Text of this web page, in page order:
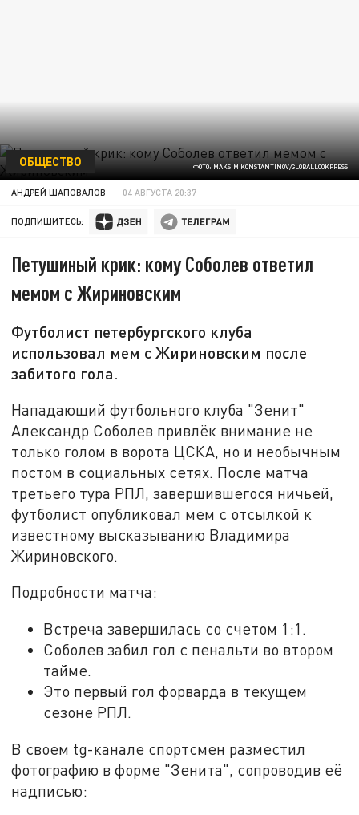
ФОТО: MAKSIM KONSTANTINOV/GLOBALLOOKPRESS
ОБЩЕСТВО
АНДРЕЙ ШАПОВАЛОВ 04 АВГУСТА 20:37
ПОДПИШИТЕСЬ:
Петушиный крик: кому Соболев ответил
мемом с Жириновским
Футболист петербургского клуба
использовал мем с Жириновским после
забитого гола.
Нападающий футбольного клуба "Зенит"
Александр Соболев привлёк внимание не
только голом в ворота ЦСКА, но и необычным
постом в социальных сетях. После матча
третьего тура РПЛ, завершившегося ничьей,
футболист опубликовал мем с отсылкой к
известному высказыванию Владимира
Жириновского.
Подробности матча:
Встреча завершилась со счетом 1:1.
Соболев забил гол с пенальти во втором
тайме.
Это первый гол форварда в текущем
сезоне РПЛ.
В своем tg-канале спортсмен разместил
фотографию в форме "Зенита", сопроводив её
надписью: